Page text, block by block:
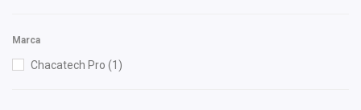
Marca
Chacatech Pro (1)